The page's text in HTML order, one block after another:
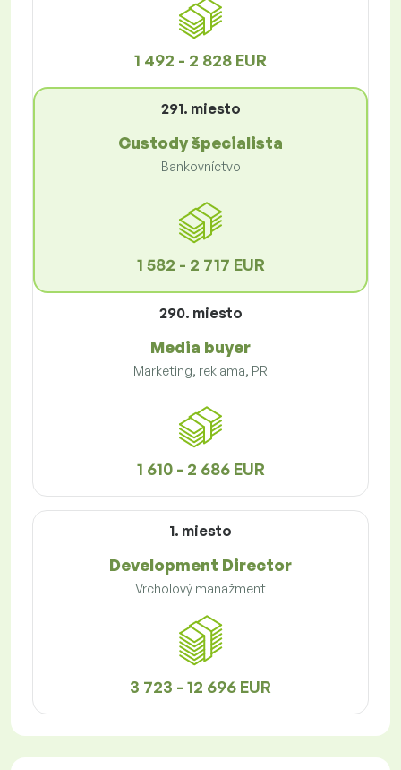
1 492 - 2 828 EUR
291. miesto
Custody špecialista
Bankovníctvo
1 582 - 2 717 EUR
290. miesto
Media buyer
Marketing, reklama, PR
1 610 - 2 686 EUR
1. miesto
Development Director
Vrcholový manažment
3 723 - 12 696 EUR